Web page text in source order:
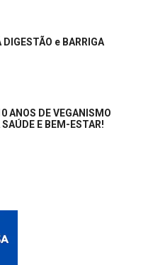
e BARRIGA
ANOS DE VEGANISMO
E BEM-ESTAR!